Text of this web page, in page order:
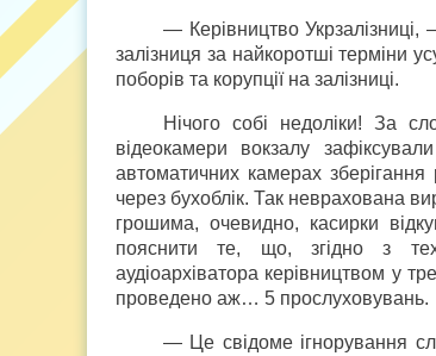
— Керівництво
залізниця за найкоротші терміни
поборів та корупції на залізниці.
Нічого собі недоліки! За
відеокамери вокзалу
автоматичних камерах
через бухоблік. Так неврахована
грошима, очевидно, касирки
пояснити те, що, згідно з
аудіоархіватора керівництвом у
проведено аж… 5 прослуховувань.
— Це свідоме ігнорування